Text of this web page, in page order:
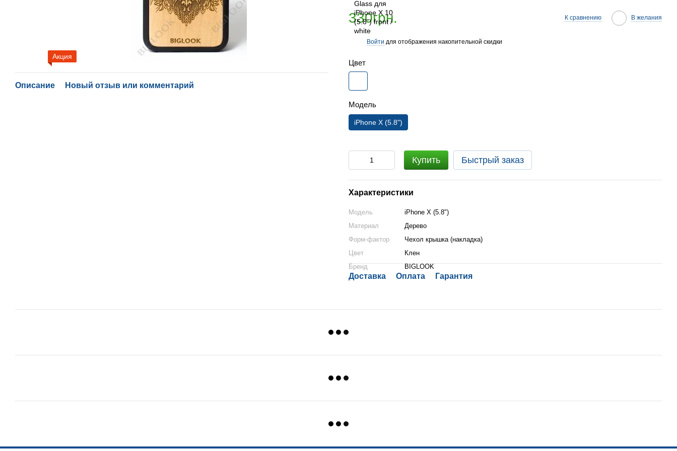
Акция
Описание Новый отзыв или комментарий
330грн. К сравнению В желания
Войти для отображения накопительной скидки
Цвет
Модель
iPhone X (5.8")
Купить Быстрый заказ
Характеристики
Модель
iPhone X (5.8")
Материал
Дерево
Форм-фактор
Чехол крышка (накладка)
Цвет
Клен
Бренд
BIGLOOK
Доставка Оплата Гарантия